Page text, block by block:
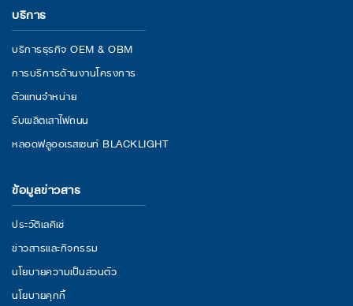
บริการ
บริการธุรกิจ OEM & OBM
การบริการด้านงานโครงการ
ตัวแทนจำหน่าย
รับผลิตเสาไฟถนน
หลอดฟลูออเรสเซนท์ BLACKLIGHT
ข้อมูลข่าวสาร
ประวัติเลคิเซ่
ข่าวสารและกิจกรรม
นโยบายความเป็นส่วนตัว
นโยบายคุกกี้